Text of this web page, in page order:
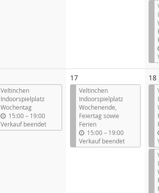
Veltinchen
Indoorspielplatz
Wochentag
15:00–b
i
s
19:00
Verkauf beendet
17
Veltinchen
Indoorspielplatz
Wochenende,
Feiertag sowie
Ferien
15:00–b
i
s
19:00
Verkauf beendet
18